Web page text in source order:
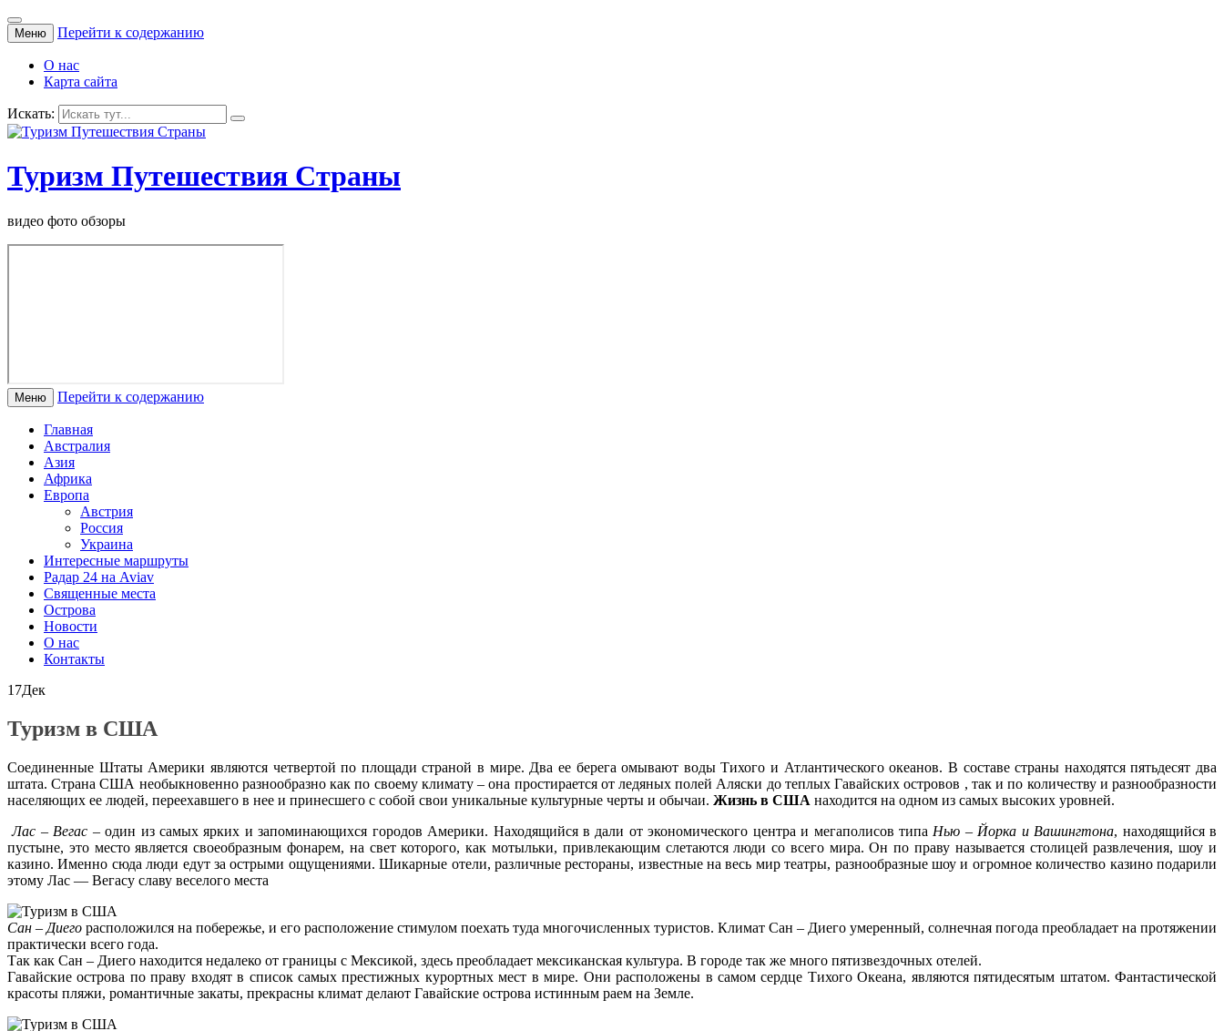
Меню Перейти к содержанию
О нас
Карта сайта
Искать:
Туризм Путешествия Страны
видео фото обзоры
Меню Перейти к содержанию
Главная
Австралия
Азия
Африка
Европа
Австрия
Россия
Украина
Интересные маршруты
Радар 24 на Aviav
Священные места
Острова
Новости
О нас
Контакты
17Дек
Туризм в США
Соединенные Штаты Америки являются четвертой по площади страной в мире. Два ее берега омывают воды Тихого и Атлантического океанов. В составе страны находятся пятьдесят два
штата. Страна США необыкновенно разнообразно как по своему климату – она простирается от ледяных полей Аляски до теплых Гавайских островов , так и по количеству и разнообразности
населяющих ее людей, переехавшего в нее и принесшего с собой свои уникальные культурные черты и обычаи. Жизнь в США находится на одном из самых высоких уровней.
Лас – Вегас – один из самых ярких и запоминающихся городов Америки. Находящийся в дали от экономического центра и мегаполисов типа Нью – Йорка и Вашингтона, находящийся в
пустыне, это место является своеобразным фонарем, на свет которого, как мотыльки, привлекающим слетаются люди со всего мира. Он по праву называется столицей развлечения, шоу и
казино. Именно сюда люди едут за острыми ощущениями. Шикарные отели, различные рестораны, известные на весь мир театры, разнообразные шоу и огромное количество казино подарили
этому Лас — Вегасу славу веселого места
Сан – Диего расположился на побережье, и его расположение стимулом поехать туда многочисленных туристов. Климат Сан – Диего умеренный, солнечная погода преобладает на протяжении
практически всего года.
Так как Сан – Диего находится недалеко от границы с Мексикой, здесь преобладает мексиканская культура. В городе так же много пятизвездочных отелей.
Гавайские острова по праву входят в список самых престижных курортных мест в мире. Они расположены в самом сердце Тихого Океана, являются пятидесятым штатом. Фантастической
красоты пляжи, романтичные закаты, прекрасны климат делают Гавайские острова истинным раем на Земле.